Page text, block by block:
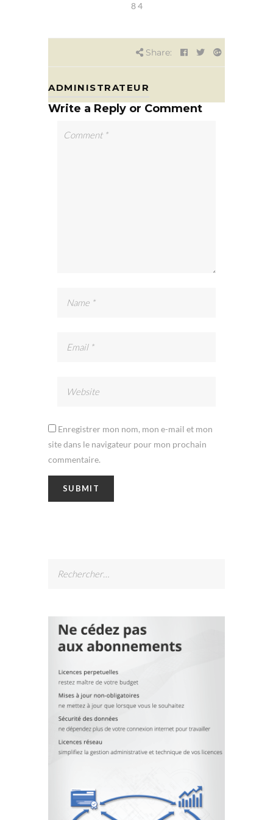
8 4
Share:
ADMINISTRATEUR
Write a Reply or Comment
Enregistrer mon nom, mon e-mail et mon
site dans le navigateur pour mon prochain
commentaire.